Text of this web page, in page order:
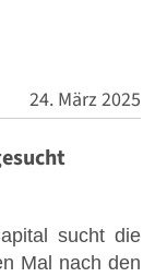
24. März 2025
sucht die
Mal nach den